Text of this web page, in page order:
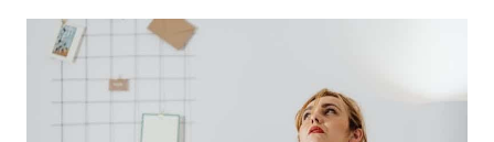
VE
TEDAVI
NELERDIR?